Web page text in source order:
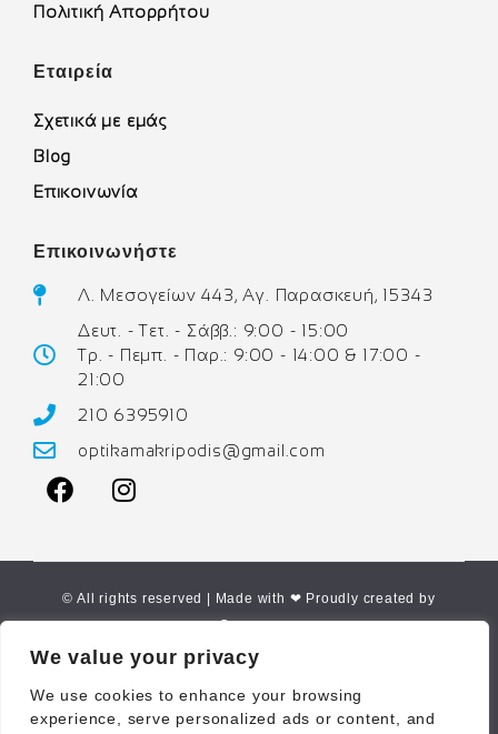
We value your privacy
We use cookies to enhance your browsing
experience, serve personalized ads or content, and
Πολιτική Απορρήτου
Εταιρεία
Σχετικά με εμάς
Blog
Επικοινωνία
Επικοινωνήστε
Λ. Μεσογείων 443, Αγ. Παρασκευή, 15343
Δευτ. - Τετ. - Σάββ.: 9:00 - 15:00
Τρ. - Πεμπ. - Παρ.: 9:00 - 14:00 & 17:00 -
21:00
210 6395910
optikamakripodis@gmail.com
© All rights reserved | Made with ❤ Proudly created by
Corne.gr